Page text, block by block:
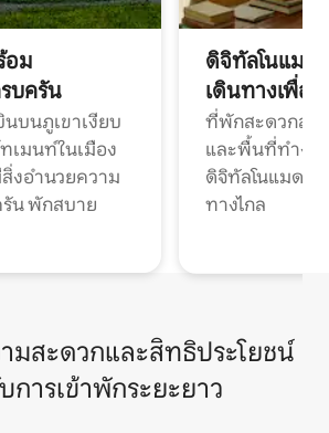
อม
บครัน
นบนภูเขาเงียบ
เมนท์ในเมือง
งอำนวยความ
น พักสบาย
ดิจิทัลโนแมด
เดินทางเพื่อ
ที่พักสะดวกสบ
และพื้นที่ทำงา
ดิจิทัลโนแมดแ
ทางไกล
มสะดวกและสิทธิประโยชน์
การเข้าพักระยะยาว